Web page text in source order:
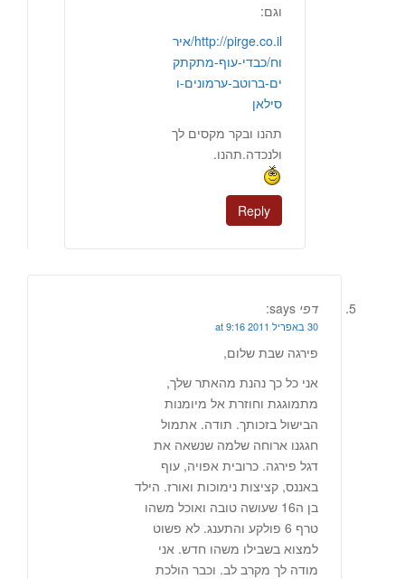
וגם:
http://pirge.co.il/איר
וח/כבדי-עוף-מתקתק
ים-ברוטב-ערמונים-ו
סילאן
תהנו ובקר מקסים לך
ולנכדה.תהנו.
Reply
דפי says:
30 באפריל 2011 at 9:16
פירגה שבת שלום,
אני כל כך נהנת מהאתר שלך,
מתמוגגת וחוזרת אל מיומנות
הבישול בזכותך. תודה. אתמול
חגגנו ארוחה שלמה שנשאה את
דגל פירגה. כרובית אפויה, עוף
באננס, קציצות נימוכות ואורז. הילד
בן ה16 שעושה טובה ואוכל משהו
טרף 6 פולקע והתענג. לא פשוט
למצוא בשבילו משהו חדש. אני
מודה לך מקרב לב. וכבר הולכת